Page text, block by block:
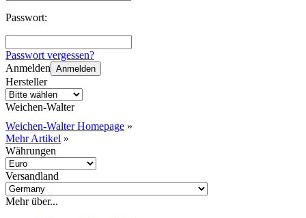
Passwort:
Passwort vergessen?
Anmelden Anmelden
Hersteller
Weichen-Walter
Weichen-Walter Homepage »
Mehr Artikel »
Währungen
Versandland
Mehr über...